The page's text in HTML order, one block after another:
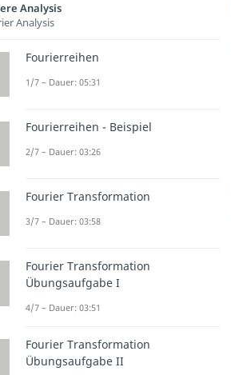
Analysis
Analysis
Fourierreihen
1/7 – Dauer: 05:31
Fourierreihen - Beispiel
2/7 – Dauer: 03:26
Fourier Transformation
3/7 – Dauer: 03:58
Fourier Transformation
Übungsaufgabe I
4/7 – Dauer: 03:51
Fourier Transformation
Übungsaufgabe II